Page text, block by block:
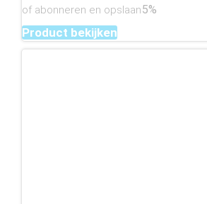
of abonneren en opslaan5%
Product bekijken